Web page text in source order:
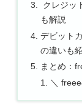
クレジッ
も解説
デビット
の違いも
まとめ：
＼